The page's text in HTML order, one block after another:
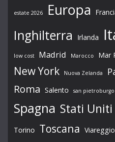
estate 2026 Europa
Inghilterra Irlanda
low cost Madrid Marocco Mar
New York Nuova Zelanda
Roma Salento san pietroburgo
Spagna Stati Uniti
Torino Toscana Viareggio